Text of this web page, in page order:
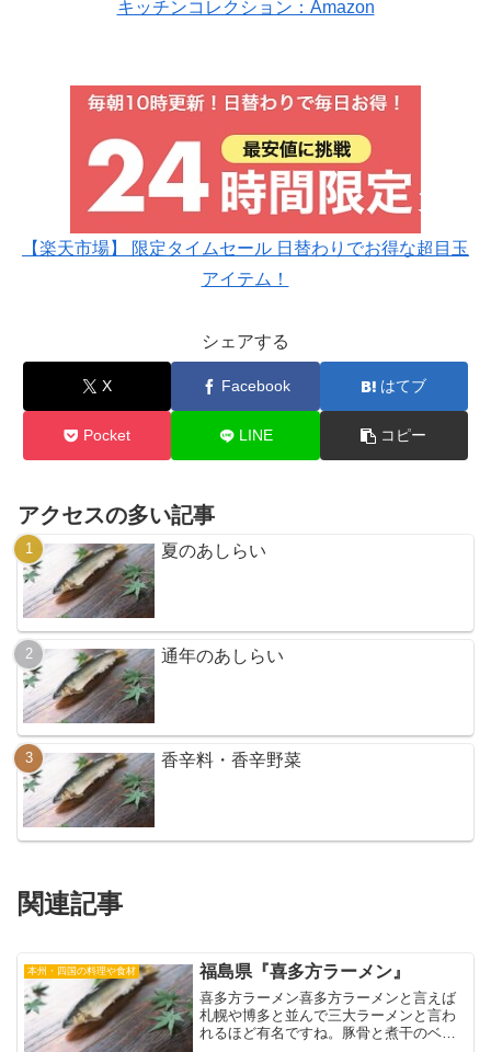
キッチンコレクション：Amazon
【楽天市場】 限定タイムセール 日替わりでお得な超目玉
アイテム！
シェアする
X Facebook はてブ
Pocket LINE コピー
アクセスの多い記事
夏のあしらい
通年のあしらい
香辛料・香辛野菜
関連記事
本州・四国の料理や食材 福島県『喜多方ラーメン』
喜多方ラーメン喜多方ラーメンと言えば
札幌や博多と並んで三大ラーメンと言わ
れるほど有名ですね。豚骨と煮干のベー